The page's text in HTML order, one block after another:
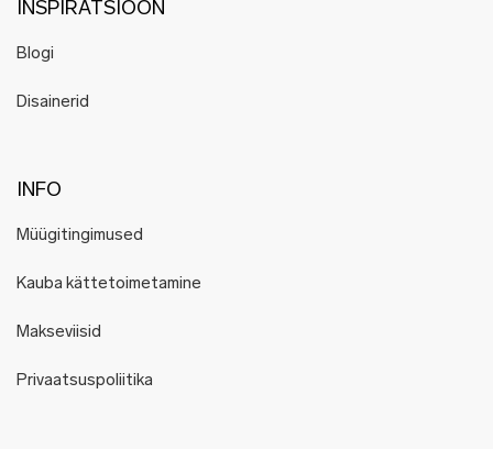
INSPIRATSIOON
Blogi
Disainerid
INFO
Müügitingimused
Kauba kättetoimetamine
Makseviisid
Privaatsuspoliitika